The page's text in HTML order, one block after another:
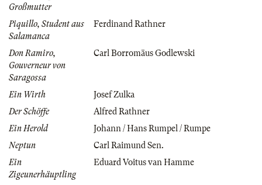
Großmutter
Piquillo, Student aus
Salamanca
Ferdinand Rathner
Don Ramiro,
Gouverneur von
Saragossa
Carl Borromäus Godlewski
Ein Wirth
Josef Zulka
Der Schöffe
Alfred Rathner
Ein Herold
Johann / Hans Rumpel / Rumpe
Neptun
Carl Raimund Sen.
Ein
Zigeunerhäuptling
Eduard Voitus van Hamme